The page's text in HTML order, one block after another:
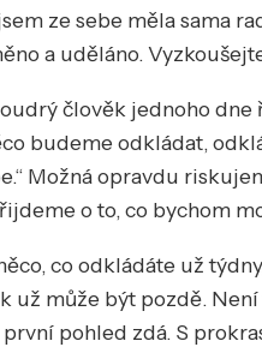
ze sebe měla sama
a uděláno.
člověk jednoho dne
budeme odkládat,
Možná opravdu
o to, co bychom
co odkládáte už
už může být pozdě.
první pohled zdá. S